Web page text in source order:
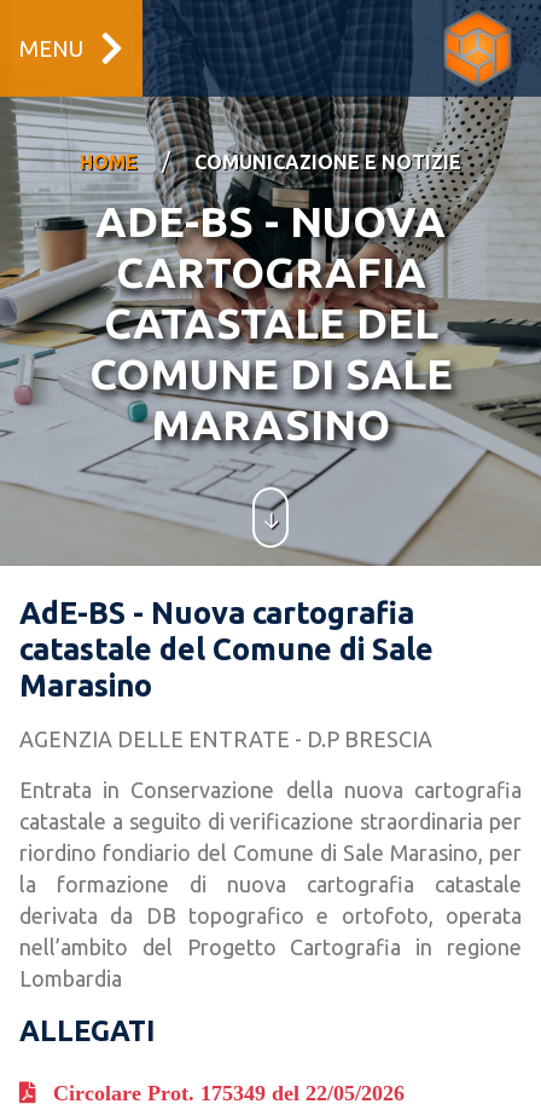
MENU
HOME / COMUNICAZIONE E NOTIZIE
ADE-BS - NUOVA
CARTOGRAFIA
CATASTALE DEL
COMUNE DI SALE
MARASINO
AdE-BS - Nuova cartografia
catastale del Comune di Sale
Marasino
AGENZIA DELLE ENTRATE - D.P BRESCIA
Entrata in Conservazione della nuova cartografia
catastale a seguito di verificazione straordinaria per
riordino fondiario del Comune di Sale Marasino, per
la formazione di nuova cartografia catastale
derivata da DB topografico e ortofoto, operata
nell’ambito del Progetto Cartografia in regione
Lombardia
ALLEGATI
Circolare Prot. 175349 del 22/05/2026